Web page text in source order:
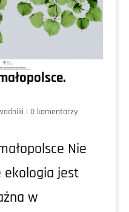
| 0 komentarzy
Nie
ekologia jest
w